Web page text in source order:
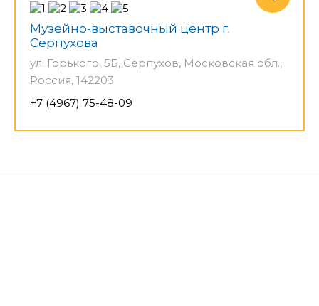
Музейно-выставочный центр г.
Серпухова
ул. Горького, 5Б, Серпухов, Московская обл.,
Россия, 142203
+7 (4967) 75-48-09